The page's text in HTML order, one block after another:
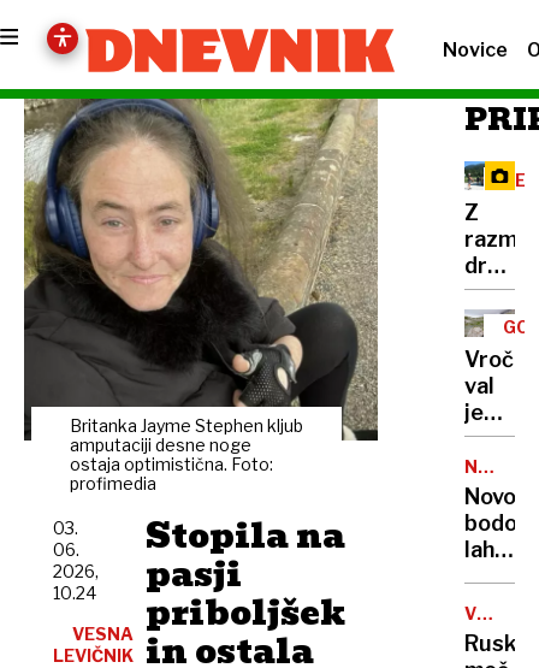
Novice
Britanka Jayme Stephen kljub
amputaciji desne noge
ostaja optimistična. Foto:
profimedia
Stopila na
pasji
priboljšek
in ostala
03.
06.
2026,
10.24
VESNA
LEVIČNIK
Z
na
Vršič
leze
vsak,
ki
ozadje
za
selfije
val
je
gore,
zaradi
vode
v
kočah
bodo
lahko
že v
VOJNA
V
Ruska